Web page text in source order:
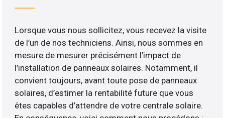
Lorsque vous nous sollicitez, vous recevez la visite
de l’un de nos techniciens. Ainsi, nous sommes en
mesure de mesurer précisément l’impact de
l’installation de panneaux solaires. Notamment, il
convient toujours, avant toute pose de panneaux
solaires, d’estimer la rentabilité future que vous
êtes capables d’attendre de votre centrale solaire.